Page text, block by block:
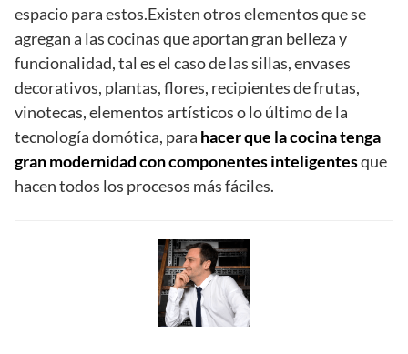
espacio para estos.Existen otros elementos que se
agregan a las cocinas que aportan gran belleza y
funcionalidad, tal es el caso de las sillas, envases
decorativos, plantas, flores, recipientes de frutas,
vinotecas, elementos artísticos o lo último de la
tecnología domótica, para hacer que la cocina tenga
gran modernidad con componentes inteligentesque
hacen todos los procesos más fáciles.